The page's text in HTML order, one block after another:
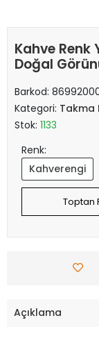
Kahve Renk
Doğal
Barkod:
Kategori: Takma
Stok: 1133
Renk:
Kahverengi
Toptan
Açıklama